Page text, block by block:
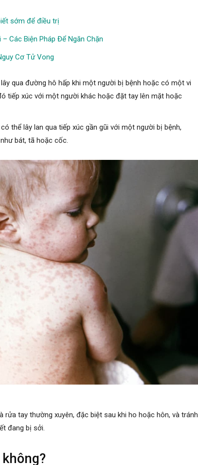
sớm để điều trị
– Các Biện Pháp Để Ngăn Chặn
Cơ Tử Vong
qua đường hô hấp khi một người bị bệnh hoặc có một vi
tiếp xúc với một người khác hoặc đặt tay lên mặt hoặc
thể lây lan qua tiếp xúc gần gũi với một người bị bệnh,
bát, tã hoặc cốc.
rửa tay thường xuyên, đặc biệt sau khi ho hoặc hôn, và tránh
đang bị sởi.